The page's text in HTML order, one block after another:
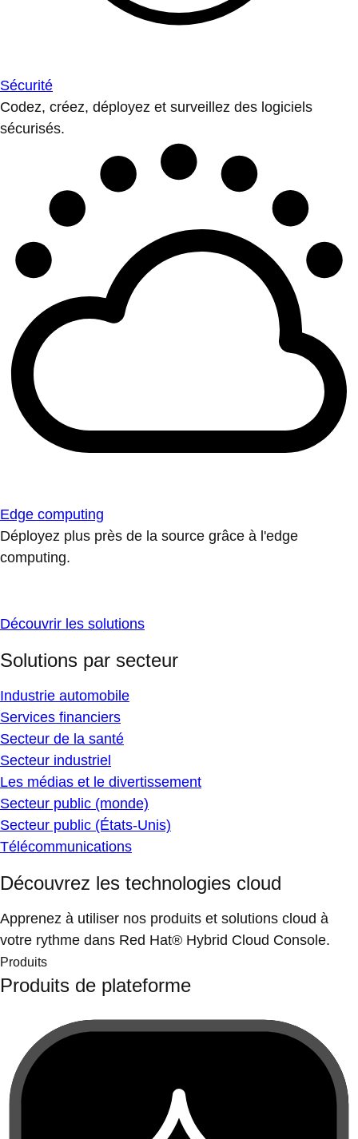
Sécurité
Codez, créez, déployez et surveillez des logiciels
sécurisés.
Edge computing
Déployez plus près de la source grâce à l'edge
computing.
Découvrir les solutions
Solutions par secteur
Industrie automobile
Services financiers
Secteur de la santé
Secteur industriel
Les médias et le divertissement
Secteur public (monde)
Secteur public (États-Unis)
Télécommunications
Découvrez les technologies cloud
Apprenez à utiliser nos produits et solutions cloud à
votre rythme dans Red Hat® Hybrid Cloud Console.
Produits
Produits de plateforme